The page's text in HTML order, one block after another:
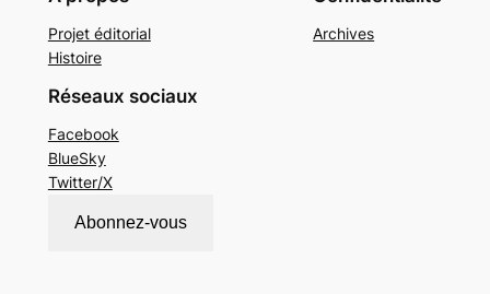
Projet éditorial
Histoire
Archives
Réseaux sociaux
Facebook
BlueSky
Twitter/X
Abonnez-vous